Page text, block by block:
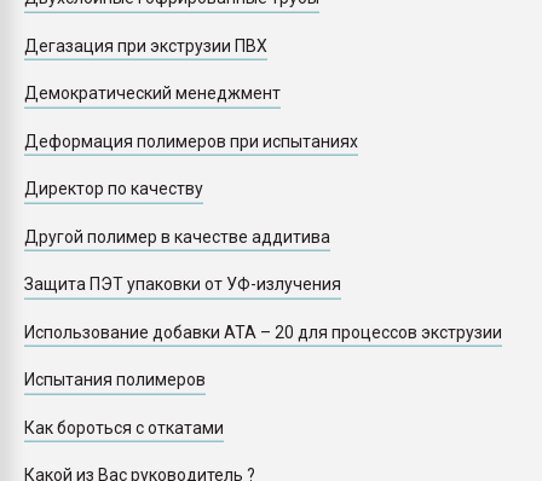
Дегазация при экструзии ПВХ
Демократический менеджмент
Деформация полимеров при испытаниях
Директор по качеству
Другой полимер в качестве аддитива
Защита ПЭТ упаковки от УФ-излучения
Использование добавки АТА – 20 для процессов экструзии
Испытания полимеров
Как бороться с откатами
Какой из Вас руководитель ?